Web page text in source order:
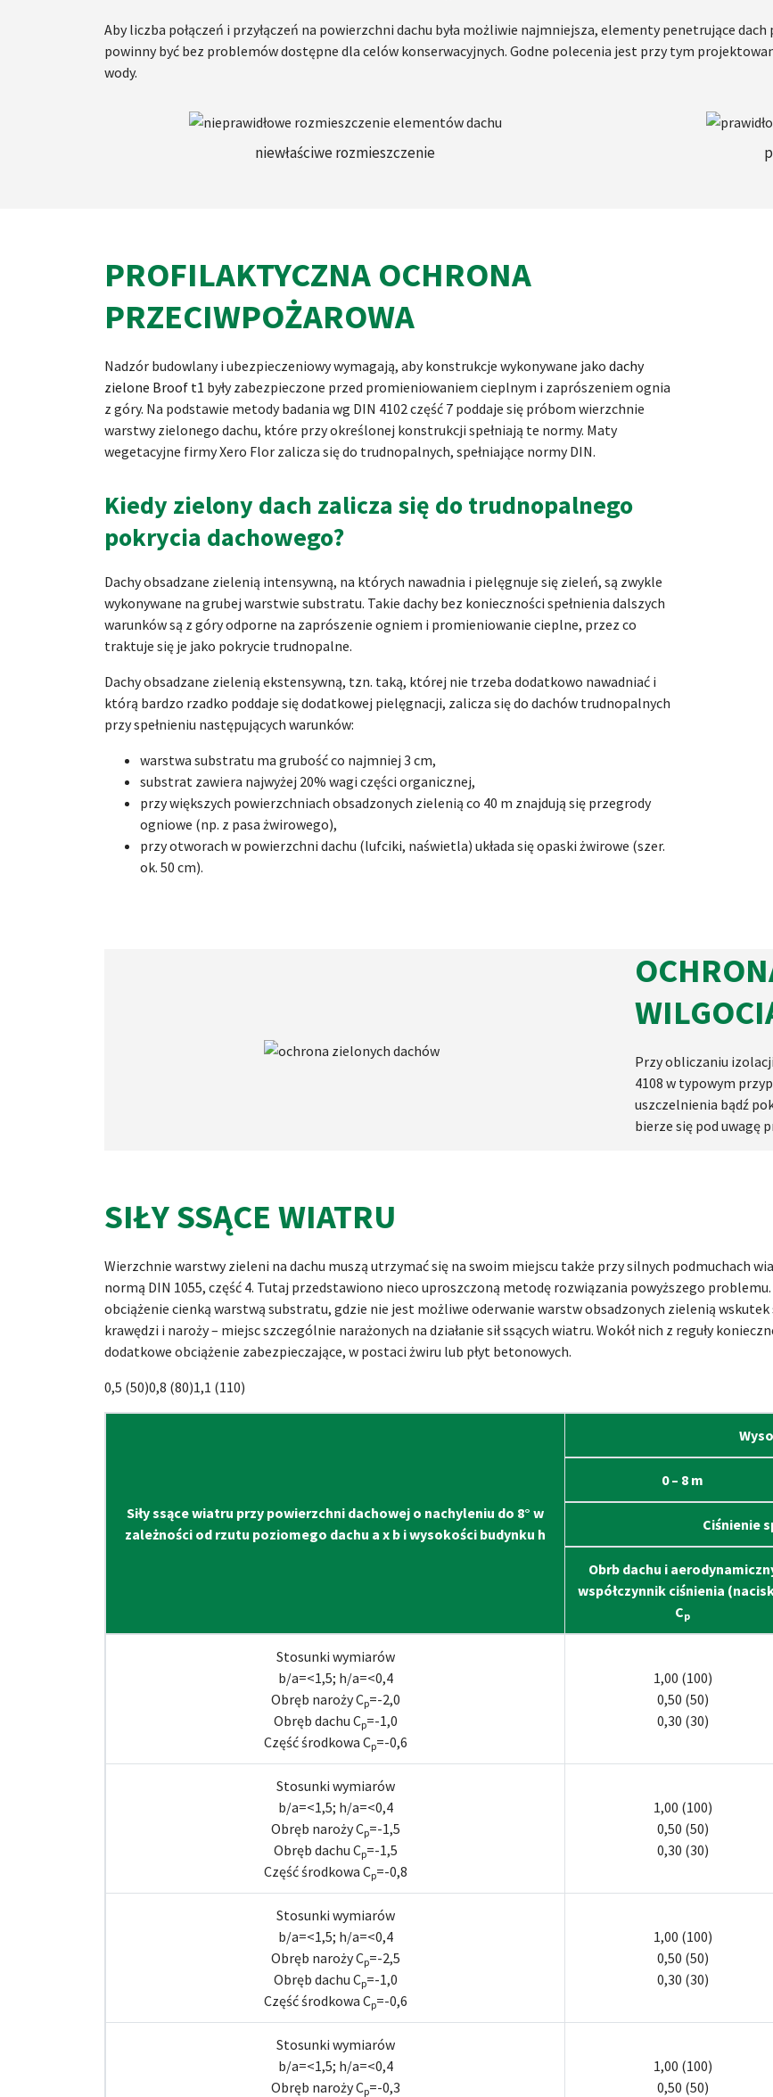
Aby liczba połączeń i przyłączeń na powierzchni dachu była możliwie najmniejsza, elementy penetrujące
powinny być bez problemów dostępne dla celów konserwacyjnych. Godne polecenia jest przy tym
wody.
niewłaściwe rozmieszczenie
PROFILAKTYCZNA OCHRONA
PRZECIWPOŻAROWA
Nadzór budowlany i ubezpieczeniowy wymagają, aby konstrukcje wykonywane jako dachy
zielone Broof t1 były zabezpieczone przed promieniowaniem cieplnym i zaprószeniem ognia
z góry. Na podstawie metody badania wg DIN 4102 część 7 poddaje się próbom wierzchnie
warstwy zielonego dachu, które przy określonej konstrukcji spełniają te normy. Maty
wegetacyjne firmy Xero Flor zalicza się do trudnopalnych, spełniające normy DIN.
Kiedy zielony dach zalicza się do trudnopalnego
pokrycia dachowego?
Dachy obsadzane zielenią intensywną, na których nawadnia i pielęgnuje się zieleń, są zwykle
wykonywane na grubej warstwie substratu. Takie dachy bez konieczności spełnienia dalszych
warunków są z góry odporne na zaprószenie ogniem i promieniowanie cieplne, przez co
traktuje się je jako pokrycie trudnopalne.
Dachy obsadzane zielenią ekstensywną, tzn. taką, której nie trzeba dodatkowo nawadniać i
którą bardzo rzadko poddaje się dodatkowej pielęgnacji, zalicza się do dachów trudnopalnych
przy spełnieniu następujących warunków:
warstwa substratu ma grubość co najmniej 3 cm,
substrat zawiera najwyżej 20% wagi części organicznej,
przy większych powierzchniach obsadzonych zielenią co 40 m znajdują się przegrody
ogniowe (np. z pasa żwirowego),
przy otworach w powierzchni dachu (lufciki, naświetla) układa się opaski żwirowe (szer.
ok. 50 cm).
Przy obliczaniu
4108 w typowym
uszczelnienia bądź
bierze się pod uwagę
SIŁY SSĄCE WIATRU
Wierzchnie warstwy zieleni na dachu muszą utrzymać się na swoim miejscu także przy silnych podmuchach
normą DIN 1055, część 4. Tutaj przedstawiono nieco uproszczoną metodę rozwiązania powyższego
obciążenie cienką warstwą substratu, gdzie nie jest możliwe oderwanie warstw obsadzonych zielenią wskutek
krawędzi i naroży – miejsc szczególnie narażonych na działanie sił ssących wiatru. Wokół nich z reguły
dodatkowe obciążenie zabezpieczające, w postaci żwiru lub płyt betonowych.
0,5 (50)0,8 (80)1,1 (110)
Siły ssące wiatru przy powierzchni dachowej o nachyleniu do 8° w
zależności od rzutu poziomego dachu a x b i wysokości budynku h
0 – 8 m
Ciśnienie
Obrb dachu i
współczynnik ciśnienia
Cp
Stosunki wymiarów
b/a=<1,5; h/a=<0,4
Obręb naroży Cp=-2,0
Obręb dachu Cp=-1,0
Część środkowa Cp=-0,6
1,00 (100)
0,50 (50)
0,30 (30)
Stosunki wymiarów
b/a=<1,5; h/a=<0,4
Obręb naroży Cp=-1,5
Obręb dachu Cp=-1,5
Część środkowa Cp=-0,8
1,00 (100)
0,50 (50)
0,30 (30)
Stosunki wymiarów
b/a=<1,5; h/a=<0,4
Obręb naroży Cp=-2,5
Obręb dachu Cp=-1,0
Część środkowa Cp=-0,6
1,00 (100)
0,50 (50)
0,30 (30)
Stosunki wymiarów
b/a=<1,5; h/a=<0,4
Obręb naroży Cp=-0,3
1,00 (100)
0,50 (50)